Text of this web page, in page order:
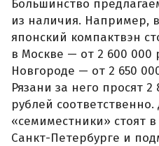
Большинство
из наличия. Например,
японский компактвэн
в Москве — от 2 600
Новгороде — от 2 650
Рязани за него просят
рублей
«семиместники» стоят
Санкт-Петербурге и